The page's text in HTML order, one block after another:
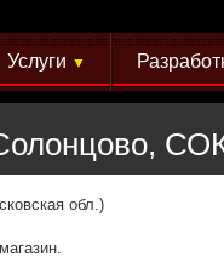
Услуги ▼
обл.)